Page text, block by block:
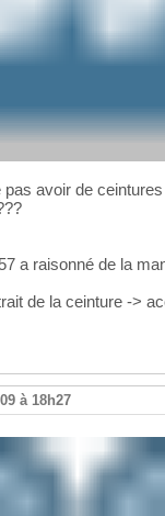
pas avoir de
a raisonné de la
de la ceinture ->
à 18h27